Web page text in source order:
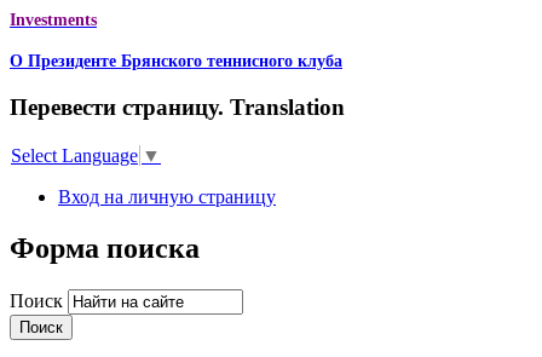
Investments
О Президенте Брянского теннисного клуба
Перевести страницу. Translation
Select Language ▼
Вход на личную страницу
Форма поиска
Поиск